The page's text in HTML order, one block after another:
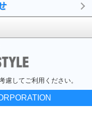
慮してご利用ください。